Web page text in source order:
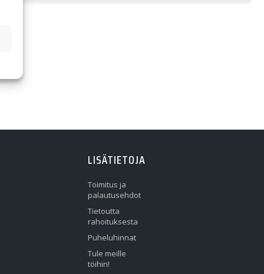
LISÄTIETOJA
Toimitus ja
palautusehdot
Tietoutta
rahoituksesta
Puheluhinnat
Tule meille
töihin!